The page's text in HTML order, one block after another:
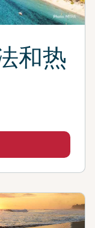
和热